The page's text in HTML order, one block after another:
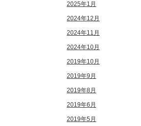
2025年1月
2024年12月
2024年11月
2024年10月
2019年10月
2019年9月
2019年8月
2019年6月
2019年5月